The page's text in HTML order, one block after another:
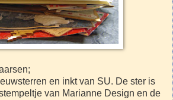
en inkt van SU. De ster is
van Marianne Design en de